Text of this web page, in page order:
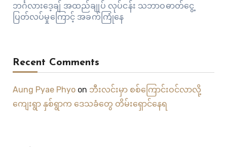
ဘင်္ဂလားဒေ့ချ် အထည်ချုပ် လုပ်ငန်း သဘာဝဓာတ်ငွေ့
ပြတ်လပ်မှုကြောင့် အခက်ကြုံနေ
Recent Comments
Aung Pyae Phyoon ဘီးလင်းမှာ စစ်ကြောင်းဝင်လာလို့
ကျေးရွာ နှစ်ရွာက ဒေသခံတွေ တိမ်းရှောင်နေရ